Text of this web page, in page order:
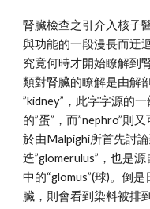
腎臟檢查之引介入核子
與功能的一段漫長而迂
究竟何時才開始瞭解到
類對腎臟的瞭解是由解
”kidney”，此字字源的
的”蛋”，而”nephro”則
於由Malpighi所首先討
造”glomerulus”，也是
中的“glomus”(球)。倒
臟，則會看到染料被排